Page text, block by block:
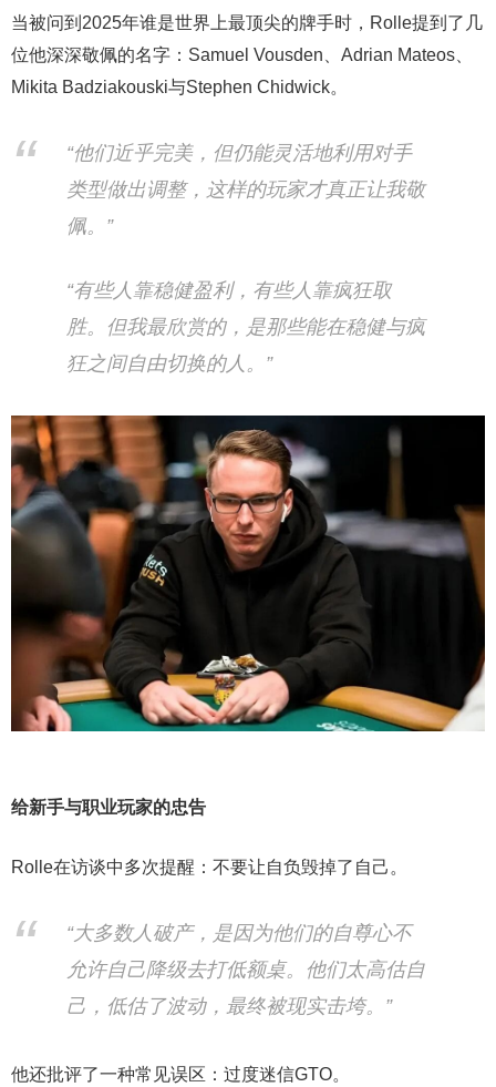
当被问到2025年谁是世界上最顶尖的牌手时，Rolle提到了几
位他深深敬佩的名字：Samuel Vousden、Adrian Mateos、
Mikita Badziakouski与Stephen Chidwick。
“他们近乎完美，但仍能灵活地利用对手
类型做出调整，这样的玩家才真正让我敬
佩。”
“有些人靠稳健盈利，有些人靠疯狂取
胜。但我最欣赏的，是那些能在稳健与疯
狂之间自由切换的人。”
给新手与职业玩家的忠告
Rolle在访谈中多次提醒：不要让自负毁掉了自己。
“大多数人破产，是因为他们的自尊心不
允许自己降级去打低额桌。他们太高估自
己，低估了波动，最终被现实击垮。”
他还批评了一种常见误区：过度迷信GTO。